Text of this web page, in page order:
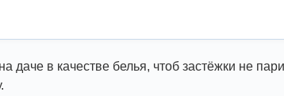
даче в качестве белья, чтоб застёжки не